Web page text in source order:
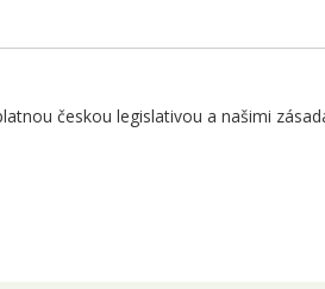
českou legislativou a našimi